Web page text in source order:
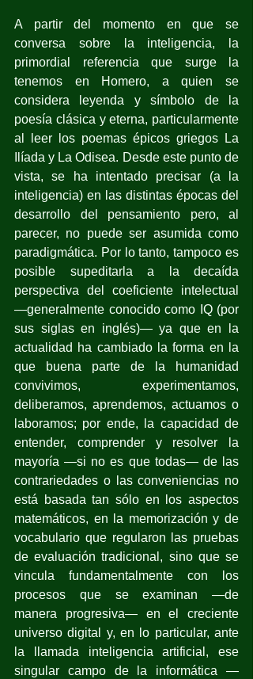
A partir del momento en que se
conversa sobre la inteligencia, la
primordial referencia que surge la
tenemos en Homero, a quien se
considera leyenda y símbolo de la
poesía clásica y eterna, particularmente
al leer los poemas épicos griegos La
Ilíada y La Odisea. Desde este punto de
vista, se ha intentado precisar (a la
inteligencia) en las distintas épocas del
desarrollo del pensamiento pero, al
parecer, no puede ser asumida como
paradigmática. Por lo tanto, tampoco es
posible supeditarla a la decaída
perspectiva del coeficiente intelectual
—generalmente conocido como IQ (por
sus siglas en inglés)— ya que en la
actualidad ha cambiado la forma en la
que buena parte de la humanidad
convivimos, experimentamos,
deliberamos, aprendemos, actuamos o
laboramos; por ende, la capacidad de
entender, comprender y resolver la
mayoría —si no es que todas— de las
contrariedades o las conveniencias no
está basada tan sólo en los aspectos
matemáticos, en la memorización y de
vocabulario que regularon las pruebas
de evaluación tradicional, sino que se
vincula fundamentalmente con los
procesos que se examinan —de
manera progresiva— en el creciente
universo digital y, en lo particular, ante
la llamada inteligencia artificial, ese
singular campo de la informática —